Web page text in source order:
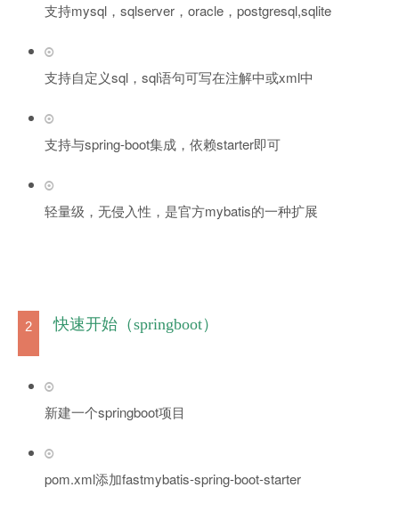
支持mysql，sqlserver，oracle，postgresql,sqlite
支持自定义sql，sql语句可写在注解中或xml中
支持与spring-boot集成，依赖starter即可
轻量级，无侵入性，是官方mybatis的一种扩展
2 快速开始（springboot）
新建一个springboot项目
pom.xml添加fastmybatis-spring-boot-starter